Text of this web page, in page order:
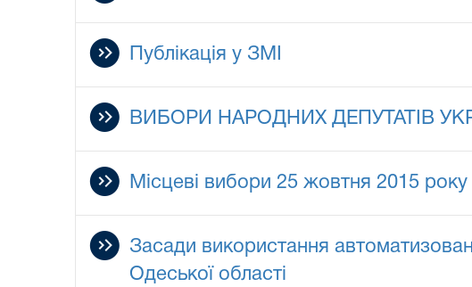
Публікація у ЗМІ
ВИБОРИ НАРОДНИХ ДЕПУТАТІВ
Місцеві вибори 25 жовтня 2015 року
Засади використання
Одеської області